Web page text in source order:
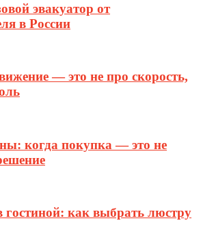
эвакуатор от
в России
— это не про скорость,
когда покупка — это не
гостиной: как выбрать люстру